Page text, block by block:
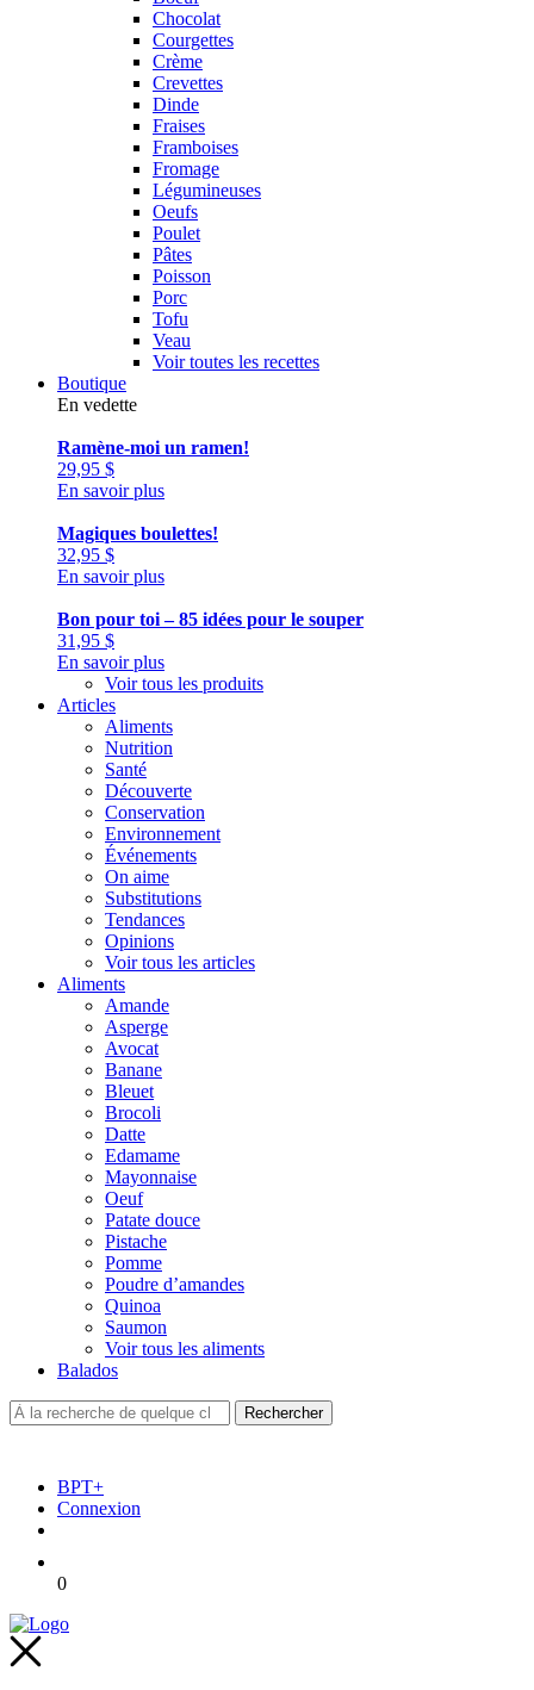
Chocolat
Courgettes
Crème
Crevettes
Dinde
Fraises
Framboises
Fromage
Légumineuses
Oeufs
Poulet
Pâtes
Poisson
Porc
Tofu
Veau
Voir toutes les recettes
Boutique
En vedette
Ramène-moi un ramen!
29,95 $
En savoir plus
Magiques boulettes!
32,95 $
En savoir plus
Bon pour toi – 85 idées pour le souper
31,95 $
En savoir plus
Voir tous les produits
Articles
Aliments
Nutrition
Santé
Découverte
Conservation
Environnement
Événements
On aime
Substitutions
Tendances
Opinions
Voir tous les articles
Aliments
Amande
Asperge
Avocat
Banane
Bleuet
Brocoli
Datte
Edamame
Mayonnaise
Oeuf
Patate douce
Pistache
Pomme
Poudre d’amandes
Quinoa
Saumon
Voir tous les aliments
Balados
BPT+
Connexion
0